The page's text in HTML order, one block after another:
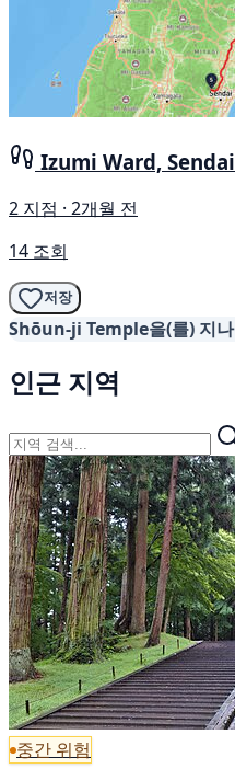
Izumi Ward,
2 지점 · 2개월 전
14 조회
저장
Shōun-ji Temple을(를) 지나
인근 지역
중간 위험